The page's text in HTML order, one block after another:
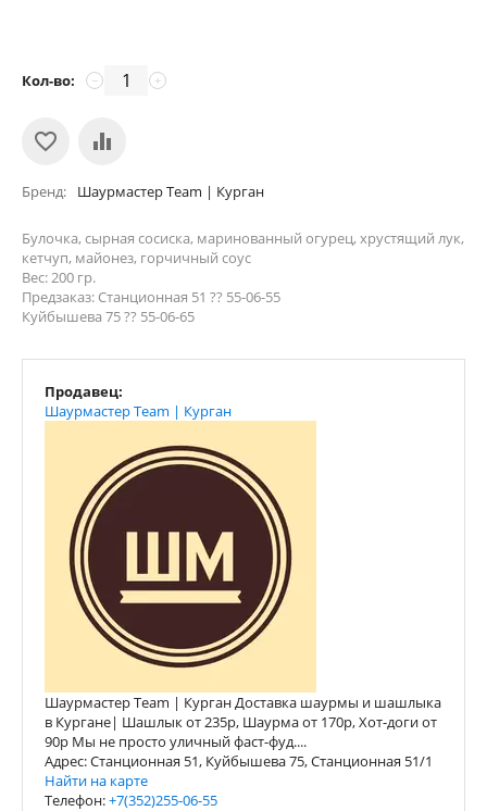
Кол-во: +
−
Бренд Шаурмастер Team | Курган
Булочка, сырная сосиска, маринованный огурец, хрустящий лук,
кетчуп, майонез, горчичный соус
Вес: 200 гр.
Предзаказ: Станционная 51 ?? 55-06-55
Куйбышева 75 ?? 55-06-65
Продавец:
Шаурмастер Team | Курган
Шаурмастер Team | Курган Доставка шаурмы и шашлыка
в Кургане| Шашлык от 235р, Шаурма от 170р, Хот-доги от
90р Мы не просто уличный фаст-фуд....
Адрес: Станционная 51, Куйбышева 75, Станционная 51/1
Найти на карте
Телефон:+7(352)255-06-55